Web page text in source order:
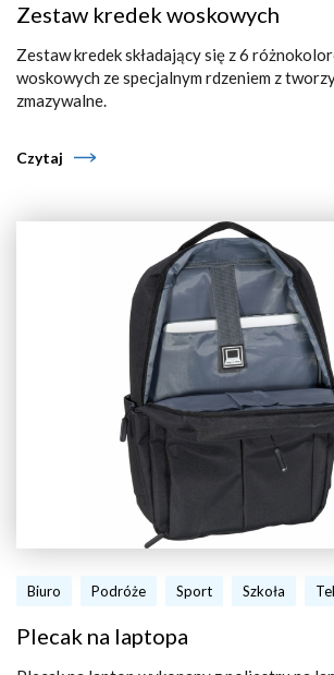
Zestaw kredek woskowych
Zestaw kredek składający się z 6
woskowych ze specjalnym rdzeniem z
zmazywalne.
Czytaj
Biuro Podróże Sport Szkoła
Plecak na laptopa